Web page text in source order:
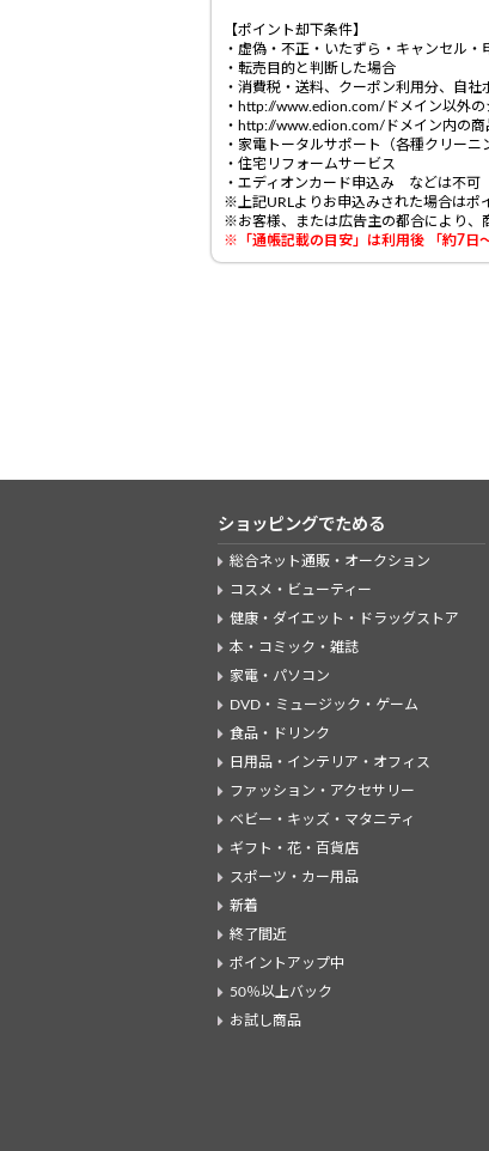
【ポイント却下条件】
・虚偽・不正・いたずら・キャンセル
・転売目的と判断した場合
・消費税・送料、クーポン利用分、自
・http://www.edion.com/ドメイン以外
・http://www.edion.com/ドメイン内の
・家電トータルサポート（各種クリーニ
・住宅リフォームサービス
・エディオンカード申込み などは不可
※上記URLよりお申込みされた場合はポ
※お客様、または広告主の都合により、
※「通帳記載の目安」は利用後 「約7日
ショッピングでためる
総合ネット通販・オークション
コスメ・ビューティー
健康・ダイエット・ドラッグストア
本・コミック・雑誌
家電・パソコン
DVD・ミュージック・ゲーム
食品・ドリンク
日用品・インテリア・オフィス
ファッション・アクセサリー
ベビー・キッズ・マタニティ
ギフト・花・百貨店
スポーツ・カー用品
新着
終了間近
ポイントアップ中
50％以上バック
お試し商品